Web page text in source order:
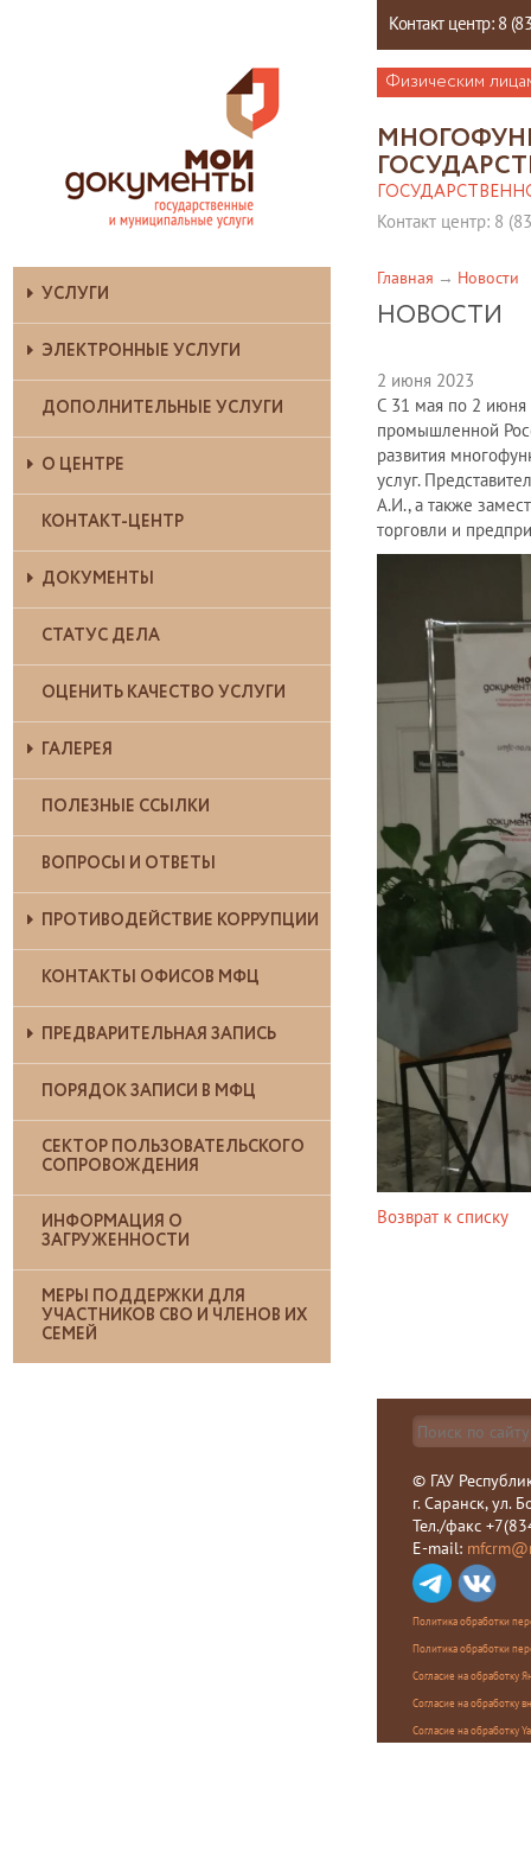
Контакт центр: 8
Физическим
Контакт центр: 8
УСЛУГИ
ЭЛЕКТРОННЫЕ УСЛУГИ
ДОПОЛНИТЕЛЬНЫЕ УСЛУГИ
О ЦЕНТРЕ
КОНТАКТ-ЦЕНТР
ДОКУМЕНТЫ
СТАТУС ДЕЛА
ОЦЕНИТЬ КАЧЕСТВО УСЛУГИ
ГАЛЕРЕЯ
ПОЛЕЗНЫЕ ССЫЛКИ
ВОПРОСЫ И ОТВЕТЫ
ПРОТИВОДЕЙСТВИЕ КОРРУПЦИИ
КОНТАКТЫ ОФИСОВ МФЦ
ПРЕДВАРИТЕЛЬНАЯ ЗАПИСЬ
ПОРЯДОК ЗАПИСИ В МФЦ
СЕКТОР ПОЛЬЗОВАТЕЛЬСКОГО
СОПРОВОЖДЕНИЯ
ИНФОРМАЦИЯ О
ЗАГРУЖЕННОСТИ
МЕРЫ ПОДДЕРЖКИ ДЛЯ
УЧАСТНИКОВ СВО И ЧЛЕНОВ ИХ
СЕМЕЙ
Главная Новости
НОВОСТИ
2 июня 2023
С 31 мая по 2 июня
промышленной
развития
услуг.
А.И., а также
торговли и
Возврат к списку
© ГАУ
г. Саранск, ул.
Тел./факс
E-mail:
Политика обработки
Политика обработки
Согласие на обработку
Согласие на обработку
Согласие на обработку